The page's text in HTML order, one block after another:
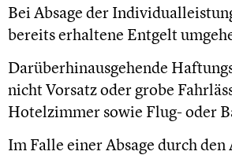
Bei Absage der
bereits erhaltene Entgelt
Darüberhinausgehende
nicht Vorsatz oder grobe
Hotelzimmer sowie Flug- oder
Im Falle einer Absage durch